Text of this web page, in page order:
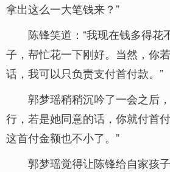
拿出这么一大笔钱来？”
陈锋笑道：“我现在钱多得花
子，帮忙花一下刚好。当然，你
话，我可以只负责支付首付款。”
郭梦瑶稍稍沉吟了一会之后
行，若是她同意的话，你就付首
这首付金额也不小了。”
郭梦瑶觉得让陈锋给自家孩